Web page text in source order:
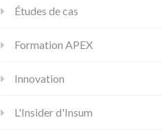
Études de cas
Formation APEX
Innovation
L'Insider d'Insum